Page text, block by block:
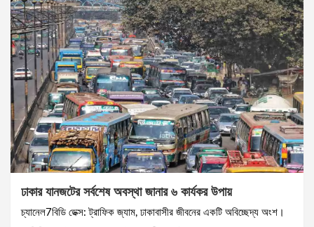
ঢাকার যানজটের সর্বশেষ অবস্থা জানার ৬ কার্যকর উপায়
চ্যানেল7বিডি ডেক্স: ট্রাফিক জ্যাম, ঢাকাবাসীর জীবনের একটি অবিচ্ছেদ্য অংশ।